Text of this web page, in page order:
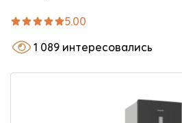
Варочные панели
Духовые шкафы
Кухонные плиты
5.00
1 089 интересовались